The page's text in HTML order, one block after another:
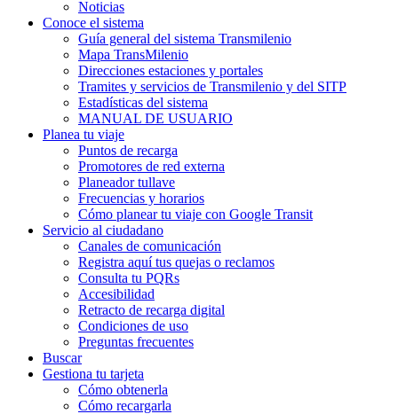
Noticias
Conoce el sistema
Guía general del sistema Transmilenio
Mapa TransMilenio
Direcciones estaciones y portales
Tramites y servicios de Transmilenio y del SITP
Estadísticas del sistema
MANUAL DE USUARIO
Planea tu viaje
Puntos de recarga
Promotores de red externa
Planeador tullave
Frecuencias y horarios
Cómo planear tu viaje con Google Transit
Servicio al ciudadano
Canales de comunicación
Registra aquí tus quejas o reclamos
Consulta tu PQRs
Accesibilidad
Retracto de recarga digital
Condiciones de uso
Preguntas frecuentes
Buscar
Gestiona tu tarjeta
Cómo obtenerla
Cómo recargarla